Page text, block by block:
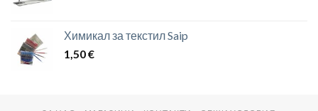
Химикал за текстил Saip
1,50€